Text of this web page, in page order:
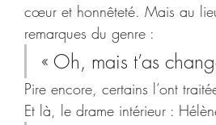
cœur et honnêteté. Mais au
remarques du genre :
« Oh, mais t’as
Pire encore, certains l’ont
Et là, le drame intérieur :